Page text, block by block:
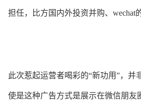
担任，比方国内外投资并购、wechat
此次惹起运营者喝彩的“新功用”，并
使是这种广告方式是展示在微信朋友